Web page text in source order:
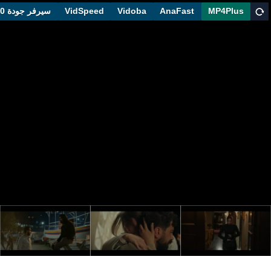
MP4Plus
AnaFast
Vidoba
VidSpeed سيرفر جودة 1080